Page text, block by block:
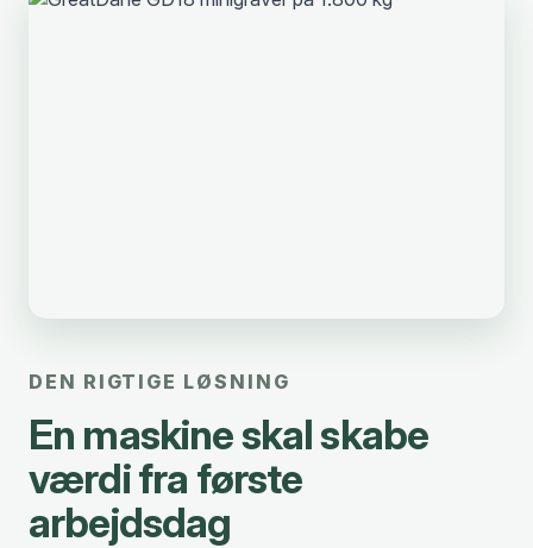
DEN RIGTIGE LØSNING
En maskine skal skabe
værdi fra første
arbejdsdag